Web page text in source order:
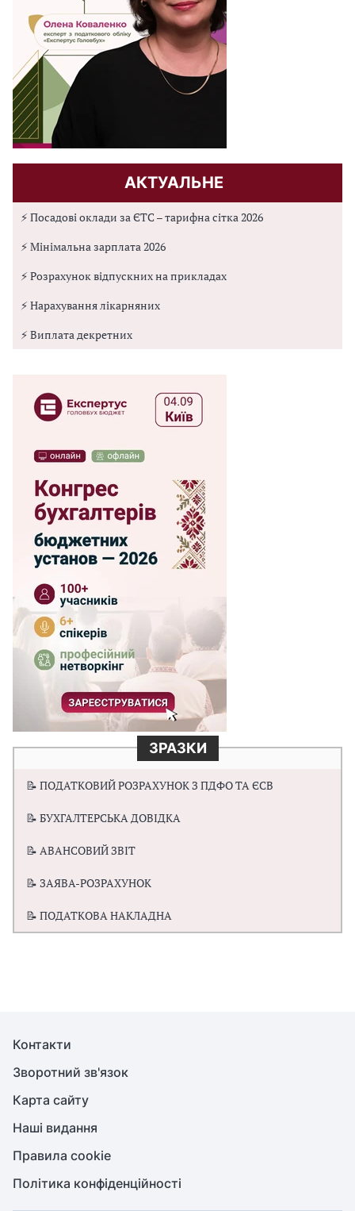
АКТУАЛЬНЕ
⚡ Посадові оклади за ЄТС – тарифна сітка 2026
⚡ Мінімальна зарплата 2026
⚡ Розрахунок відпускних на прикладах
⚡ Нарахування лікарняних
⚡ Виплата декретних
ЗРАЗКИ
📝 ПОДАТКОВИЙ РОЗРАХУНОК З ПДФО ТА ЄСВ
📝 БУХГАЛТЕРСЬКА ДОВІДКА
📝 АВАНСОВИЙ ЗВІТ
📝 ЗАЯВА-РОЗРАХУНОК
📝 ПОДАТКОВА НАКЛАДНА
Контакти
Зворотний зв'язок
Карта сайту
Наші видання
Правила cookie
Політика конфіденційності